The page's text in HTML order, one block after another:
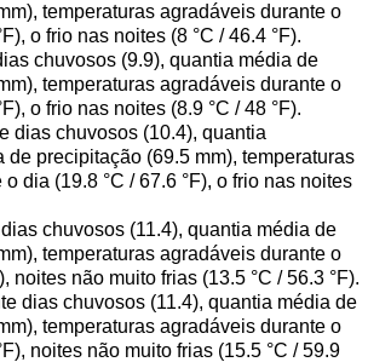
temperaturas agradáveis durante o
o frio nas noites (8 °C / 46.4 °F).
chuvosos (9.9), quantia média de
temperaturas agradáveis durante o
o frio nas noites (8.9 °C / 48 °F).
dias chuvosos (10.4), quantia
de precipitação (69.5 mm), temperaturas
dia (19.8 °C / 67.6 °F), o frio nas noites
chuvosos (11.4), quantia média de
temperaturas agradáveis durante o
noites não muito frias (13.5 °C / 56.3 °F).
dias chuvosos (11.4), quantia média de
temperaturas agradáveis durante o
noites não muito frias (15.5 °C / 59.9